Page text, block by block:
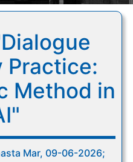
Practice:
Method in
Mar, 09-06-2026;